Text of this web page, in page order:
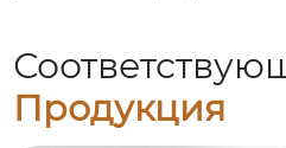
Продукция